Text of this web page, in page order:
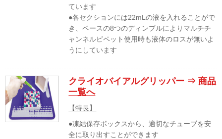
ています
●各セクションには22mLの液を入れることがで
き、ベースの8つのディンプルによりマルチチ
ャンネルピペット使用時も液体のロスが無いよ
うにしています
クライオバイアルグリッパー ⇒商品
一覧へ
【特長】
●凍結保存ボックスから、適切なチューブを安
全に取り出すことができます